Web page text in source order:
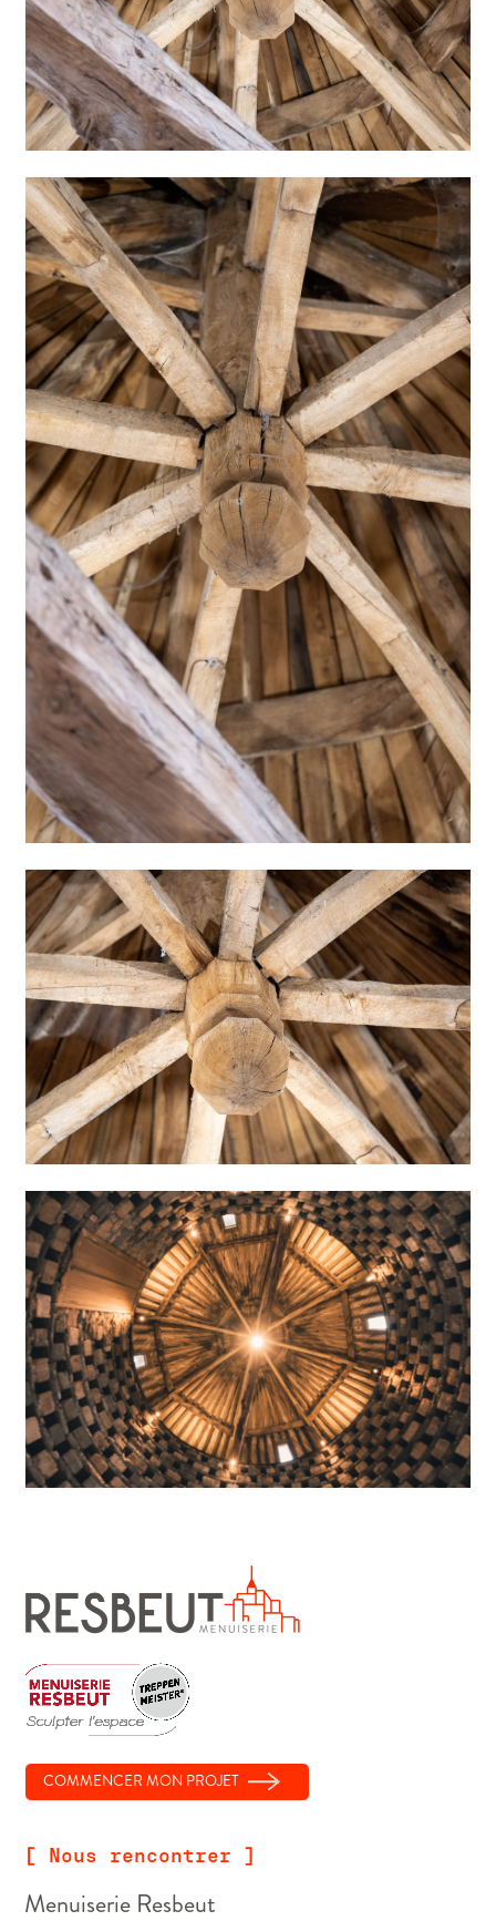
COMMENCER MON PROJET
[ Nous rencontrer ]
Menuiserie Resbeut